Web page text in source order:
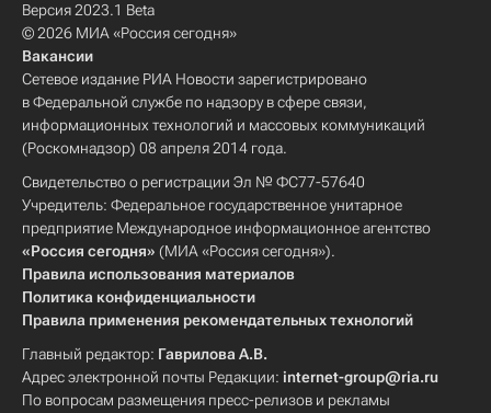
Версия 2023.1 Beta
© 2026 МИА «Россия сегодня»
Вакансии
Сетевое издание РИА Новости зарегистрировано
в Федеральной службе по надзору в сфере связи,
информационных технологий и массовых коммуникаций
(Роскомнадзор) 08 апреля 2014 года.
Свидетельство о регистрации Эл № ФС77-57640
Учредитель: Федеральное государственное унитарное
предприятие Международное информационное агентство
«Россия сегодня» (МИА «Россия сегодня»).
Правила использования материалов
Политика конфиденциальности
Правила применения рекомендательных технологий
Главный редактор: Гаврилова А.В.
Адрес электронной почты Редакции: internet-group@ria.ru
По вопросам размещения пресс-релизов и рекламы